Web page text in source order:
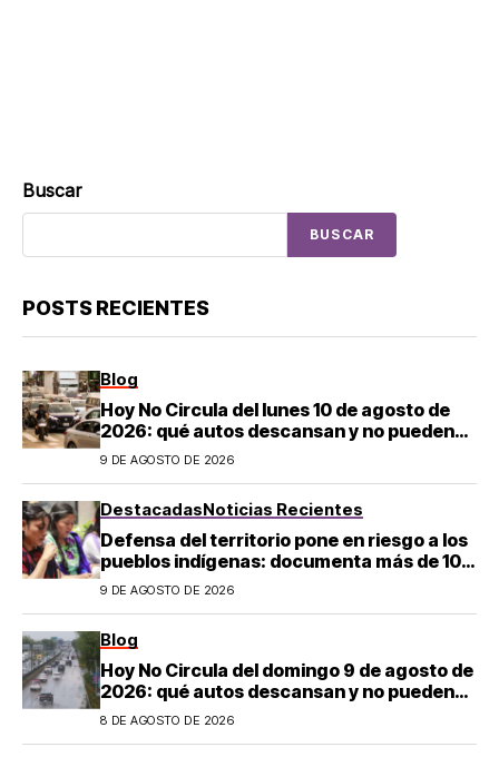
Buscar
BUSCAR
POSTS RECIENTES
Blog
Hoy No Circula del lunes 10 de agosto de
2026: qué autos descansan y no pueden
salir en CDMX y el Estado de México; estos
9 DE AGOSTO DE 2026
DestacadasNoticias Recientes
Defensa del territorio pone en riesgo a los
pueblos indígenas: documenta más de 100
desapariciones
9 DE AGOSTO DE 2026
Blog
Hoy No Circula del domingo 9 de agosto de
2026: qué autos descansan y no pueden
salir en CDMX y el Estado de México; estos
8 DE AGOSTO DE 2026